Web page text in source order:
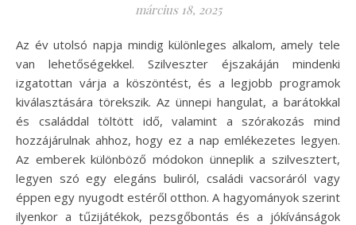
március 18, 2025
Az év utolsó napja mindig különleges alkalom, amely tele
van lehetőségekkel. Szilveszter éjszakáján mindenki
izgatottan várja a köszöntést, és a legjobb programok
kiválasztására törekszik. Az ünnepi hangulat, a barátokkal
és családdal töltött idő, valamint a szórakozás mind
hozzájárulnak ahhoz, hogy ez a nap emlékezetes legyen.
Az emberek különböző módokon ünneplik a szilvesztert,
legyen szó egy elegáns buliról, családi vacsoráról vagy
éppen egy nyugodt estéről otthon. A hagyományok szerint
ilyenkor a tűzijátékok, pezsgőbontás és a jókívánságok